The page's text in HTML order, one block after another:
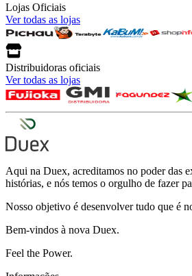
Lojas Oficiais
Ver todas as lojas
Distribuidoras oficiais
Ver todas as lojas
Aqui na Duex, acreditamos no poder das
histórias, e nós temos o orgulho de fazer
Nosso objetivo é desenvolver tudo que é
Bem-vindos à nova Duex.
Feel the Power.